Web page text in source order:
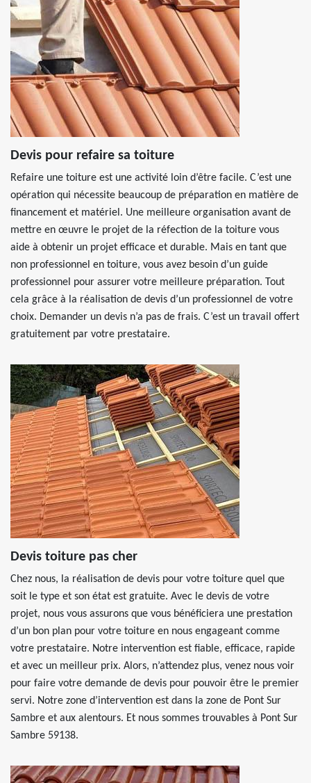
Devis pour refaire sa toiture
Refaire une toiture est une activité loin d’être facile. C’est une
opération qui nécessite beaucoup de préparation en matière de
financement et matériel. Une meilleure organisation avant de
mettre en œuvre le projet de la réfection de la toiture vous
aide à obtenir un projet efficace et durable. Mais en tant que
non professionnel en toiture, vous avez besoin d’un guide
professionnel pour assurer votre meilleure préparation. Tout
cela grâce à la réalisation de devis d’un professionnel de votre
choix. Demander un devis n’a pas de frais. C’est un travail offert
gratuitement par votre prestataire.
Devis toiture pas cher
Chez nous, la réalisation de devis pour votre toiture quel que
soit le type et son état est gratuite. Avec le devis de votre
projet, nous vous assurons que vous bénéficiera une prestation
d’un bon plan pour votre toiture en nous engageant comme
votre prestataire. Notre intervention est fiable, efficace, rapide
et avec un meilleur prix. Alors, n’attendez plus, venez nous voir
pour faire votre demande de devis pour pouvoir être le premier
servi. Notre zone d’intervention est dans la zone de Pont Sur
Sambre et aux alentours. Et nous sommes trouvables à Pont Sur
Sambre 59138.